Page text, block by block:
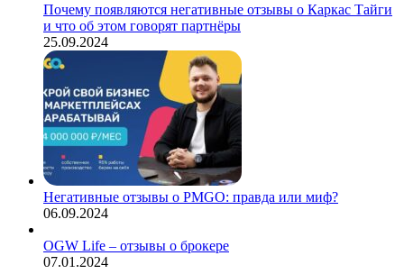
Почему появляются негативные отзывы о Каркас Тайги
и что об этом говорят партнёры
25.09.2024
Негативные отзывы о PMGO: правда или миф?
06.09.2024
OGW Life – отзывы о брокере
07.01.2024